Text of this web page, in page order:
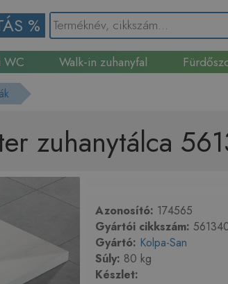
%
WC Walk-in zuhanyfal
mosogató
zuhanytálca
Azonosító: 174565
Gyártói cikkszám:
Gyártó: Kolpa-San
Súly: 80 kg
Készlet: